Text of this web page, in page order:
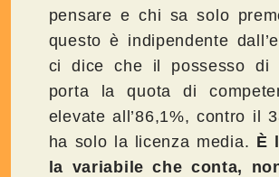
pensare e chi sa solo
questo è indipendente
ci dice che il possesso di
porta la quota di
elevate all’86,1%, contro il
ha solo la licenza media. È
la variabile che conta,